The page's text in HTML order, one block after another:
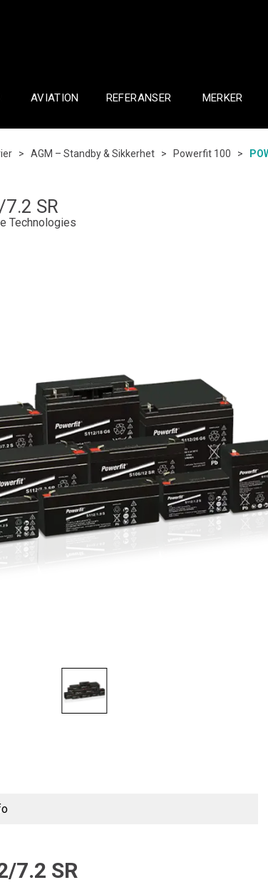
AVIATION REFERANSER MERKER
> AGM – Standby & Sikkerhet > Powerfit 100 >
7.2 SR
Technologies
7.2 SR